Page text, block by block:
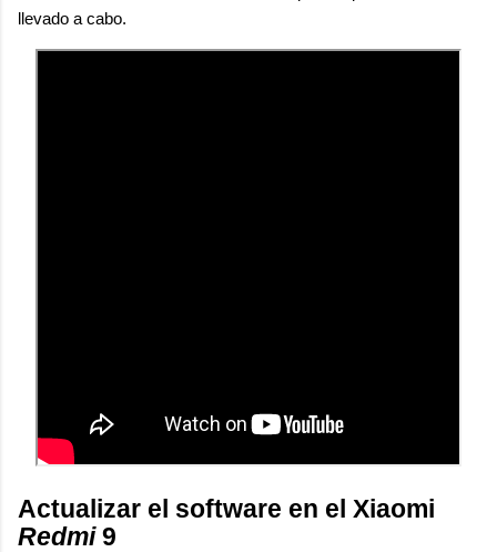
llevado a cabo.
Actualizar el software en el Xiaomi
Redmi9